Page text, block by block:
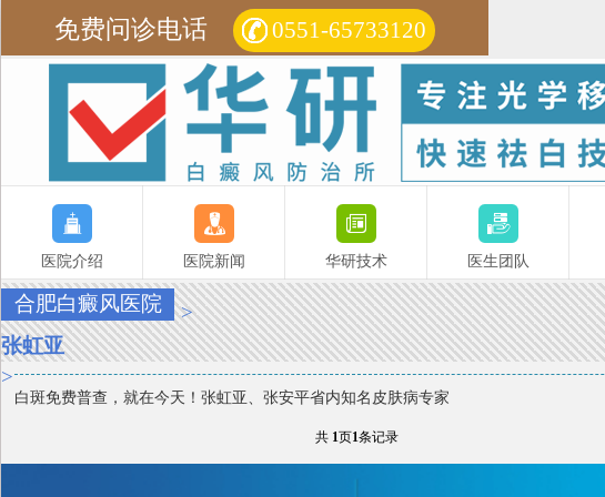
免费问诊电话 0551-65733120
医院介绍 医院新闻 华研技术 医生团队
合肥白癜风医院
>
张虹亚
>
白斑免费普查，就在今天！张虹亚、张安平省内知名皮肤病专家
共 1 页1 条记录